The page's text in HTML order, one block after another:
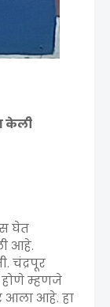
केली
घेत
आहे.
चंद्रपूर
होणे म्हणजे
आला आहे. हा